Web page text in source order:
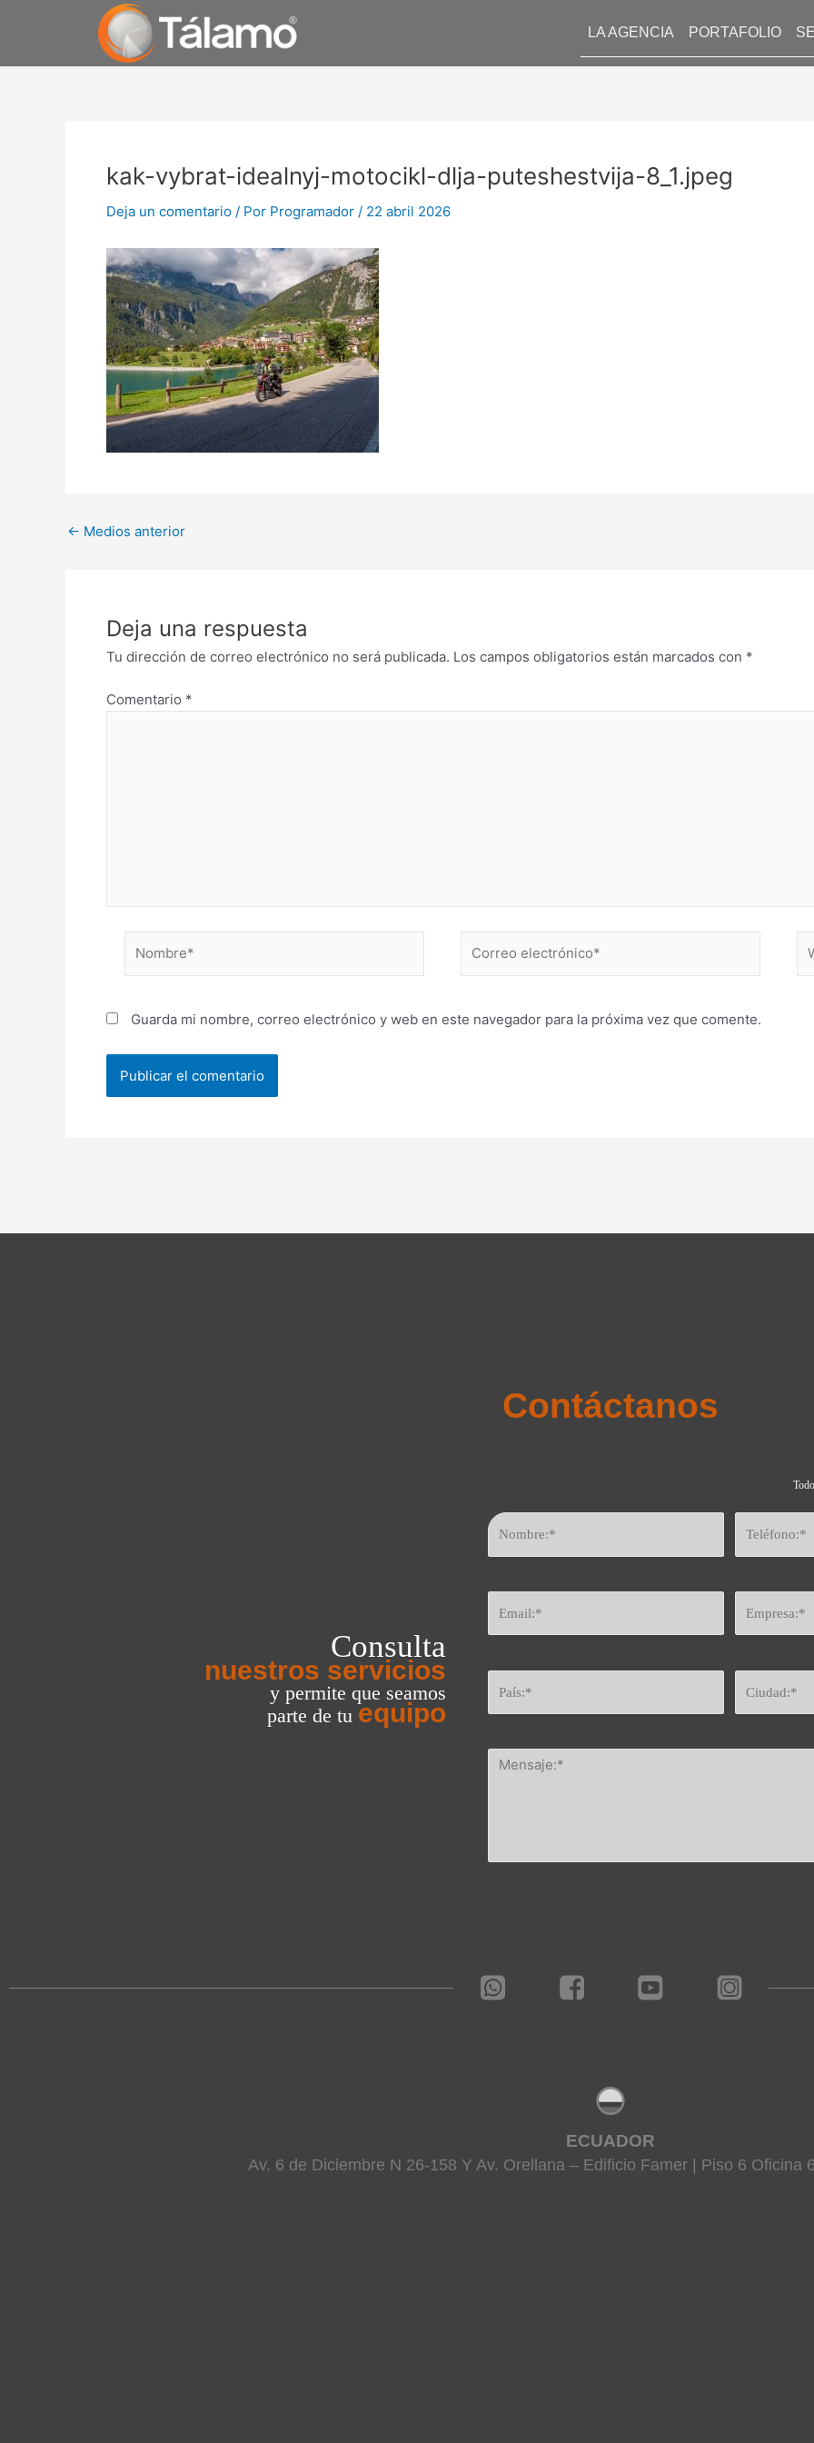
LA AGENCIA PORTAFOLIO
kak-vybrat-idealnyj-motocikl-dlja-puteshestvija-8_1.jpeg
Deja un comentario / Por Programador / 22 abril 2026
entradas
← Medios anterior
Deja una respuesta
Tu dirección de correo electrónico no será publicada. Los campos obligatorios están marcados con *
Comentario *
electrónico*
Guarda mi nombre, correo electrónico y web en este navegador para la próxima vez que comente.
Contáctanos
Consulta
nuestros servicios
y permite que seamos
parte de tu equipo
ECUADOR
Av. 6 de Diciembre N 26-158 Y Av. Orellana – Edificio Famer | Piso 6 Oficina